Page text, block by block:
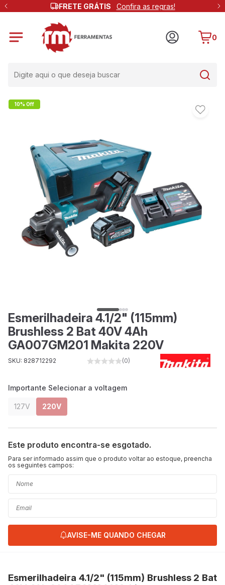
FRETE GRÁTIS Confira as regras!
0
10% Off
Esmerilhadeira 4.1/2" (115mm)
Brushless 2 Bat 40V 4Ah
GA007GM201 Makita 220V
SKU: 828712292 (0)
Importante Selecionar a voltagem
127V 220V
Este produto encontra-se esgotado.
Para ser informado assim que o produto voltar ao estoque, preencha
os seguintes campos:
AVISE-ME QUANDO CHEGAR
Esmerilhadeira 4.1/2" (115mm) Brushless 2 Bat